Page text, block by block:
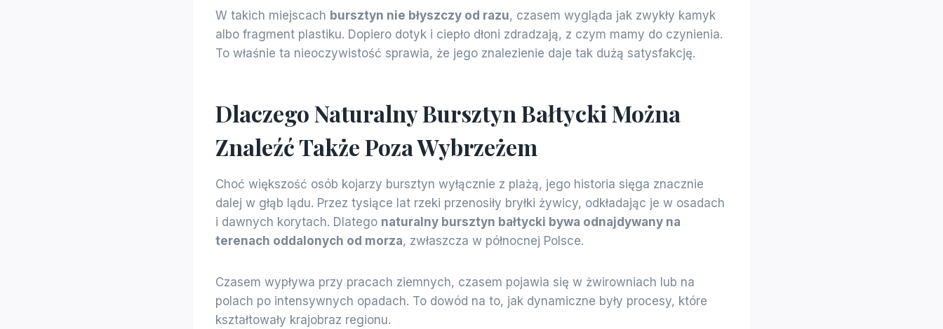
W takich miejscach bursztyn nie błyszczy od razu, czasem wygląda jak zwykły kamyk
albo fragment plastiku. Dopiero dotyk i ciepło dłoni zdradzają, z czym mamy do czynienia.
To właśnie ta nieoczywistość sprawia, że jego znalezienie daje tak dużą satysfakcję.
Dlaczego Naturalny Bursztyn Bałtycki Można
Znaleźć Także Poza Wybrzeżem
Choć większość osób kojarzy bursztyn wyłącznie z plażą, jego historia sięga znacznie
dalej w głąb lądu. Przez tysiące lat rzeki przenosiły bryłki żywicy, odkładając je w osadach
i dawnych korytach. Dlatego naturalny bursztyn bałtycki bywa odnajdywany na
terenach oddalonych od morza, zwłaszcza w północnej Polsce.
Czasem wypływa przy pracach ziemnych, czasem pojawia się w żwirowniach lub na
polach po intensywnych opadach. To dowód na to, jak dynamiczne były procesy, które
kształtowały krajobraz regionu.